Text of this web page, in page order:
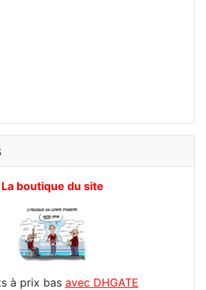
La boutique du site
à prix bas avec DHGATE